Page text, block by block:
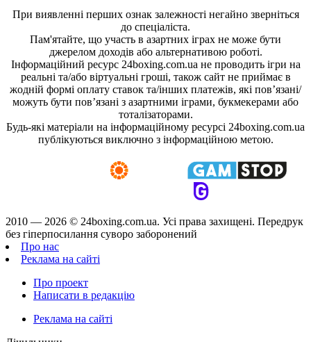
При виявленні перших ознак залежності негайно зверніться
до спеціаліста.
Пам'ятайте, що участь в азартних іграх не може бути
джерелом доходів або альтернативою роботі.
Інформаційний ресурс 24boxing.com.ua не проводить ігри на
реальні та/або віртуальні гроші, також сайт не приймає в
жодній формі оплату ставок та/інших платежів, які пов’язані/
можуть бути пов’язані з азартними іграми, букмекерами або
тоталізаторами.
Будь-які матеріали на інформаційному ресурсі 24boxing.com.ua
публікуються виключно з інформаційною метою.
2010 — 2026 © 24boxing.com.ua. Усi права захищенi. Передрук
без гіперпосилання суворо заборонений
Про нас
Реклама на сайті
Про проект
Написати в редакцію
Реклама на сайті